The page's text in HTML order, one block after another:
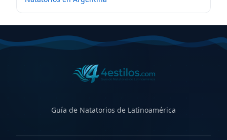
Guía de Natatorios de Latinoamérica